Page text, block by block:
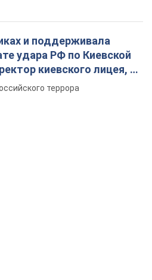
и поддерживала
удара РФ по Киевской
киевского лицея, её
террора